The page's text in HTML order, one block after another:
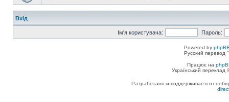
Вхід
Ім'я користувача: Пароль:
Powered by
Русский перевод
Працює на
Український
Разработано и поддерживается